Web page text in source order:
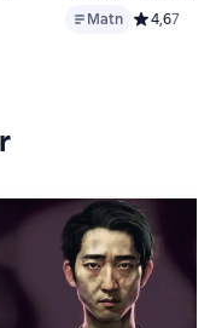
mavjud4,3 на основе 153
MatnMatn Средний
4,67